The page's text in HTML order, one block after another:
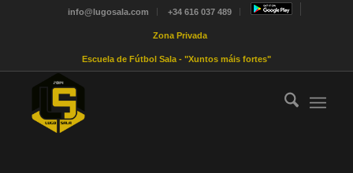
info@lugosala.com +34 616 037 489
Zona Privada
Escuela de Fútbol Sala - "Xuntos máis fortes"